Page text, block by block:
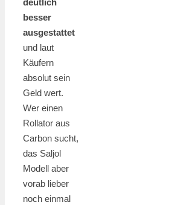
deutlich
besser
ausgestattet
und laut
Käufern
absolut sein
Geld wert.
Wer einen
Rollator aus
Carbon sucht,
das Saljol
Modell aber
vorab lieber
noch einmal